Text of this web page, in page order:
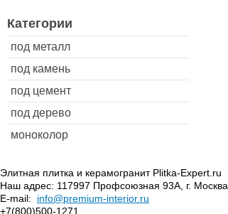
Категории
под металл
под камень
под цемент
под дерево
моноколор
Элитная плитка и керамогранит Plitka-Expert.ru
Наш адрес: 117997 Профсоюзная 93А г. Москва
E-mail:
info@premium-interior.ru
+7(800)500-1271